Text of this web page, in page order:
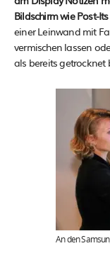
Bildschirm wie Post-
einer Leinwand mit
vermischen lassen
als bereits getrocknet
An den